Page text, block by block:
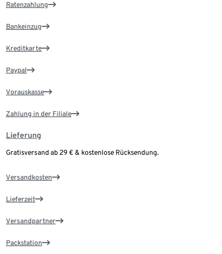
Ratenzahlung
Bankeinzug
Kreditkarte
Paypal
Vorauskasse
Zahlung in der Filiale
Lieferung
Gratisversand ab 29 € & kostenlose Rücksendung.
Versandkosten
Lieferzeit
Versandpartner
Packstation